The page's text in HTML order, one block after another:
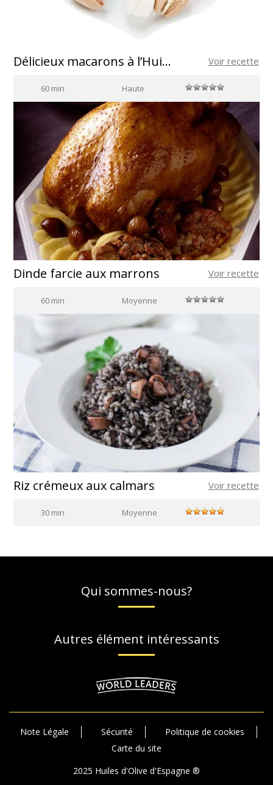
Délicieux macarons à l’Huile d’Olive Vierge Extra d’Espagne Voir recette
60 min Haute
Dinde farcie aux marrons Voir recette
60 min Moyenne
Riz crémeux aux calmars Voir recette
30 min Moyenne
Qui sommes-nous?
Autres élément intéressants
Note Légale Sécurité
Politique de cookies
Carte du site
2025 Huiles d'Olive d'Espagne ®